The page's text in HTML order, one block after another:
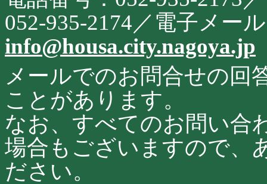
に
関
す
る
お
問
せ
052-935-2174／電子メー
info@housa.city.nagoya.jp
メールでのお問合せの回
ことがあります。
なお、すべてのお問い合
場合もございますので、
ださい。